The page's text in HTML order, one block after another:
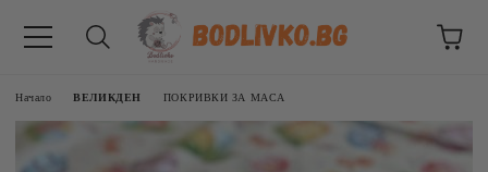
Начало ВЕЛИКДЕН ПОКРИВКИ ЗА МАСА